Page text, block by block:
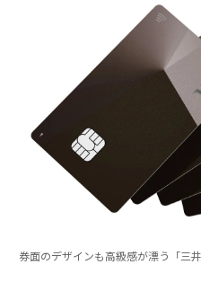
券面のデザインも高級感が漂う「三